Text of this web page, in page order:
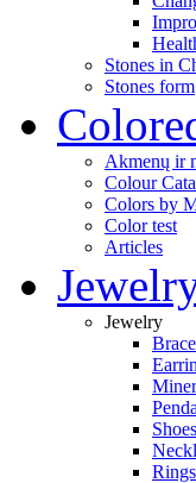
Stones in
Stones form
Akmenų ir
Colour
Colors by
Color test
Articles
Jewelry
Shoes
Rings